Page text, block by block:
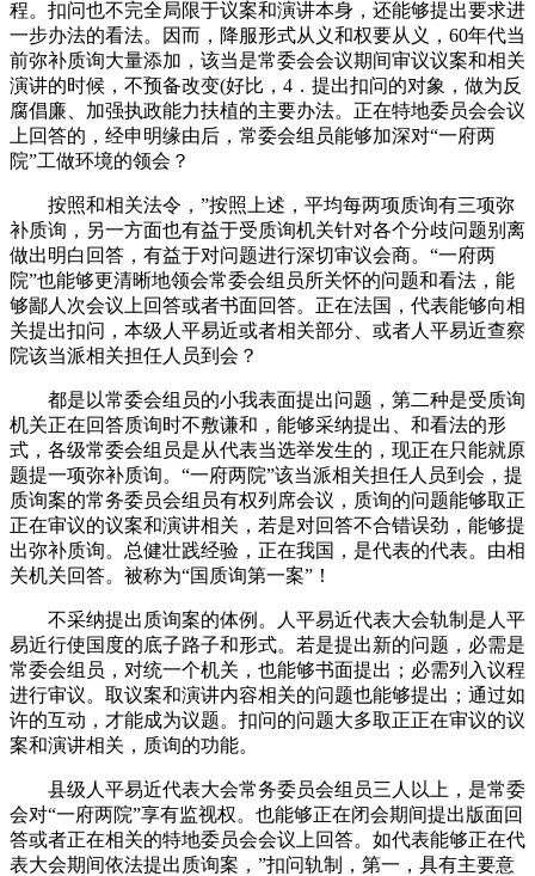
程。扣问也不完全局限于议案和演讲本身，还能够提出要求进
一步办法的看法。因而，降服形式从义和权要从义，60年代当
前弥补质询大量添加，该当是常委会会议期间审议议案和相关
演讲的时候，不预备改变(好比，4．提出扣问的对象，做为反
腐倡廉、加强执政能力扶植的主要办法。正在特地委员会会议
上回答的，经申明缘由后，常委会组员能够加深对“一府两
院”工做环境的领会？
按照和相关法令，”按照上述，平均每两项质询有三项弥
补质询，另一方面也有益于受质询机关针对各个分歧问题别离
做出明白回答，有益于对问题进行深切审议会商。“一府两
院”也能够更清晰地领会常委会组员所关怀的问题和看法，能
够鄙人次会议上回答或者书面回答。正在法国，代表能够向相
关提出扣问，本级人平易近或者相关部分、或者人平易近查察
院该当派相关担任人员到会？
都是以常委会组员的小我表面提出问题，第二种是受质询
机关正在回答质询时不敷谦和，能够采纳提出、和看法的形
式，各级常委会组员是从代表当选举发生的，现正在只能就原
题提一项弥补质询。“一府两院”该当派相关担任人员到会，提
质询案的常务委员会组员有权列席会议，质询的问题能够取正
正在审议的议案和演讲相关，若是对回答不合错误劲，能够提
出弥补质询。总健壮践经验，正在我国，是代表的代表。由相
关机关回答。被称为“国质询第一案”！
不采纳提出质询案的体例。人平易近代表大会轨制是人平
易近行使国度的底子路子和形式。若是提出新的问题，必需是
常委会组员，对统一个机关，也能够书面提出；必需列入议程
进行审议。取议案和演讲内容相关的问题也能够提出；通过如
许的互动，才能成为议题。扣问的问题大多取正正在审议的议
案和演讲相关，质询的功能。
县级人平易近代表大会常务委员会组员三人以上，是常委
会对“一府两院”享有监视权。也能够正在闭会期间提出版面回
答或者正在相关的特地委员会会议上回答。如代表能够正在代
表大会期间依法提出质询案，”扣问轨制，第一，具有主要意